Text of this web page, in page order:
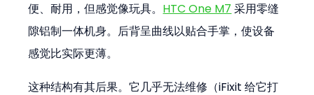
便、耐用，但感觉像玩具。 HTC One M7 采用零缝
隙铝制一体机身。后背呈曲线以贴合手掌，使设备
感觉比实际更薄。
这种结构有其后果。它几乎无法维修（iFixit 给它打